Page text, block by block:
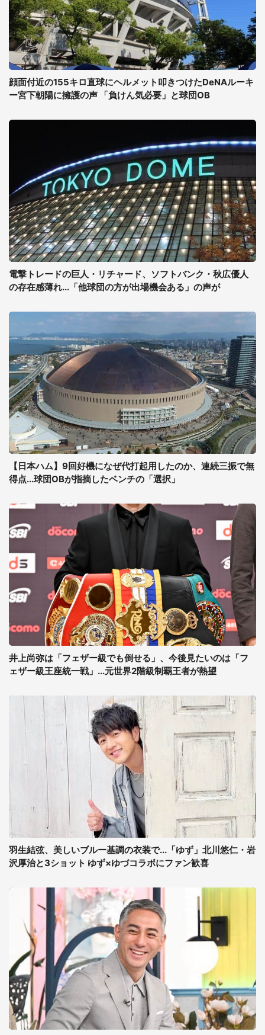
顔面付近の155キロ直球にヘルメット叩きつけたDeNAルーキ
ー宮下朝陽に擁護の声 「負けん気必要」と球団OB
電撃トレードの巨人・リチャード、ソフトバンク・秋広優人
の存在感薄れ...「他球団の方が出場機会ある」の声が
【日本ハム】9回好機になぜ代打起用したのか、連続三振で無
得点...球団OBが指摘したベンチの「選択」
井上尚弥は「フェザー級でも倒せる」、今後見たいのは「フ
ェザー級王座統一戦」...元世界2階級制覇王者が熱望
羽生結弦、美しいブルー基調の衣装で...「ゆず」北川悠仁・岩
沢厚治と3ショット ゆず×ゆづコラボにファン歓喜